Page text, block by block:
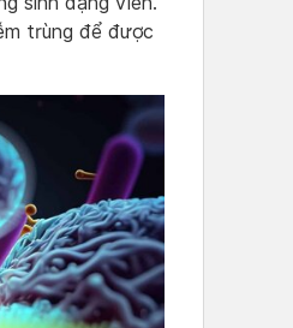
trùng để được